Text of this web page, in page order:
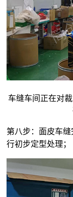
车缝车间正在对
第八步：面皮车
行初步定型处理；